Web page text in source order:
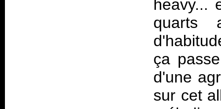
heavy...
quarts
ça
d'une
sur cet